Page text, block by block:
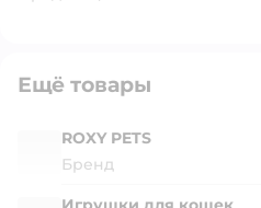
Ещё товары
ROXY PETS
Бренд